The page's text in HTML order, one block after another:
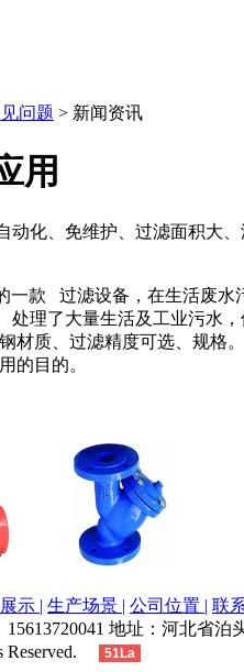
问题 > 新闻资讯
用
化、免维护、过滤面积大
一款 过滤设备，在生活废水
了大量生活及工业污水，
材质、过滤精度可选、规
的目的。
示 | 生产场景 | 公司位置 | 联
地址：河北省泊
Reserved.
51La